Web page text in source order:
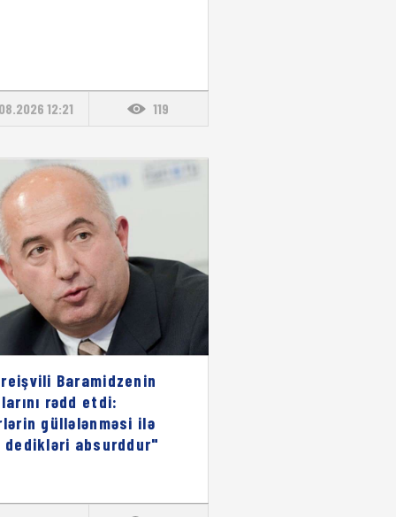
12:21 119
Baramidzenin
rədd etdi:
güllələnməsi ilə
dedikləri absurddur"